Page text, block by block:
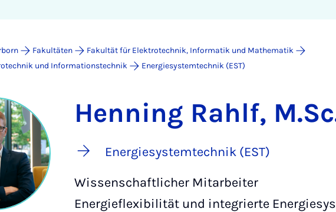
Fakultäten
Fakultät für Elektrotechnik, Informatik und Mathematik
und Informationstechnik
Energiesystemtechnik (EST)
Henning Rahlf,
Energiesystemtechnik (EST)
Wissenschaftlicher Mitarbeiter
Energieflexibilität und integrierte